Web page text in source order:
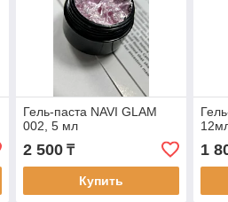
Гель-паста NAVI GLAM
002, 5 мл
2 500₸
Купить
1